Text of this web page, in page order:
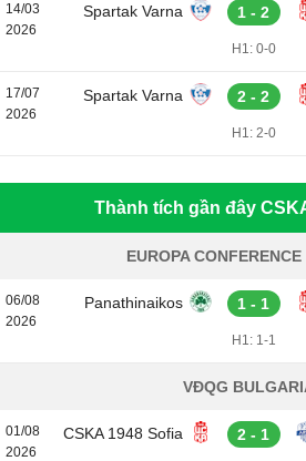
14/03
2026
Spartak Varna 1 - 2
H1: 0-0
17/07
2026
Spartak Varna 2 - 2
H1: 2-0
Thành tích gần đây
EUROPA
06/08
2026
Panathinaikos 1 - 1
H1: 1-1
VĐQG
01/08
2026
CSKA 1948 Sofia 2 - 1